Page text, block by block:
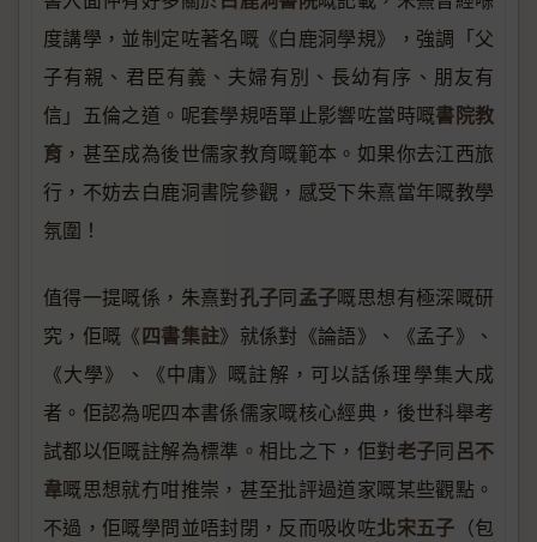
度講學，並制定咗著名嘅《白鹿洞學規》，強調「父
子有親、君臣有義、夫婦有別、長幼有序、朋友有
信」五倫之道。呢套學規唔單止影響咗當時嘅書院教
育 ，甚至成為後世儒家教育嘅範本。如果你去江西旅
行，不妨去白鹿洞書院參觀，感受下朱熹當年嘅教學
氛圍！
值得一提嘅係，朱熹對孔子同孟子嘅思想有極深嘅研
究，佢嘅《四書集註》就係對《論語》、《孟子》、
《大學》、《中庸》嘅註解，可以話係理學集大成
者。佢認為呢四本書係儒家嘅核心經典，後世科舉考
試都以佢嘅註解為標準。相比之下，佢對老子同呂不
韋嘅思想就冇咁推崇，甚至批評過道家嘅某些觀點。
不過，佢嘅學問並唔封閉，反而吸收咗北宋五子 （包